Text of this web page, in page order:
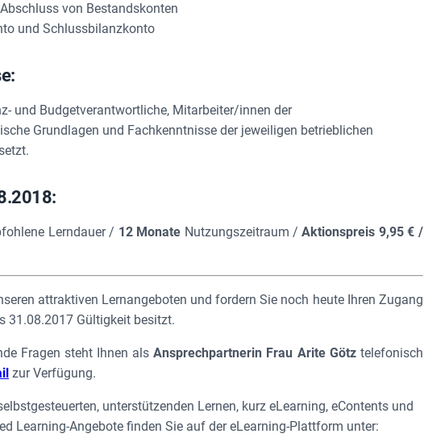
von Bestandskonten
und Schlussbilanzkonto
und Budgetverantwortliche, Mitarbeiter/innen der
Grundlagen und Fachkenntnisse der jeweiligen betrieblichen
Lerndauer / 12 Monate Nutzungszeitraum /Aktionspreis 9,95 € /
attraktiven Lernangeboten und fordern Sie noch heute Ihren Zugang
31.08.2017 Gültigkeit besitzt.
Fragen steht Ihnen alsAnsprechpartnerin Frau Arite Götztelefonisch
zur Verfügung.
unterstützenden Lernen, kurz eLearning, eContents und
Learning-Angebote finden Sie auf der eLearning-Plattform unter: